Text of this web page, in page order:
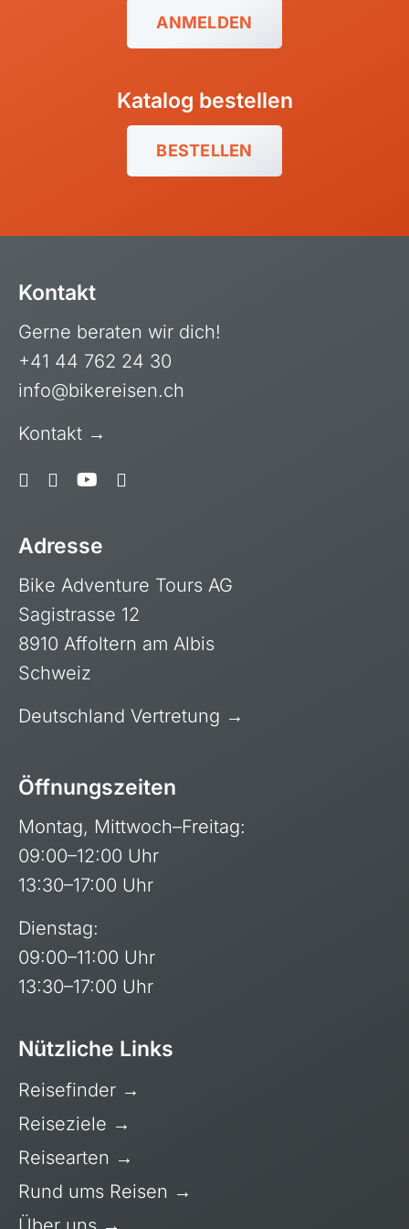
ANMELDEN
Katalog bestellen
BESTELLEN
Kontakt
Gerne beraten wir dich!
+41 44 762 24 30
info@bikereisen.ch
Kontakt →
Adresse
Bike Adventure Tours AG
Sagistrasse 12
8910 Affoltern am Albis
Schweiz
Deutschland Vertretung →
Öffnungszeiten
Montag, Mittwoch–Freitag:
09:00–12:00 Uhr
13:30–17:00 Uhr
Dienstag:
09:00–11:00 Uhr
13:30–17:00 Uhr
Nützliche Links
Reisefinder →
Reiseziele →
Reisearten →
Rund ums Reisen →
Baltikum (Estland, Lettland, Litauen)
Bulgarien
Frankreich
Island
Kroatien
Madeira, Portugal
Norwegen
Österreich
Polen, Masuren
Sardinien, Italien
Schweiz & Fahrtechnikkurse
Slowenien
Skandinavien
Spanien
Transalp/Alpenüberquerungen
Türkei
Kapverdische Inseln
Madagaskar
Marokko
Mauritius
Namibia